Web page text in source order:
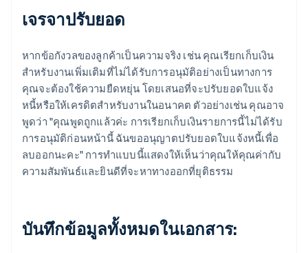
เจรจาปรับยอด
หากข้อกังวลของลูกค้าเป็นความจริง เช่น คุณเรียกเก็บเงิน
สำหรับงานเพิ่มเติมที่ไม่ได้รับการอนุมัติอย่างเป็นทางการ
คุณจะต้องใช้ความยืดหยุ่น โดยเสนอที่จะปรับยอดใบแจ้ง
หนี้หรือให้เครดิตสำหรับงานในอนาคต ตัวอย่างเช่น คุณอาจ
พูดว่า "คุณพูดถูกแล้วค่ะ การเรียกเก็บเงินรายการนี้ไม่ได้รับ
การอนุมัติก่อนหน้านี้ ฉันขออนุญาตปรับยอดใบแจ้งหนี้เพื่อ
ลบออกนะคะ" การทำแบบนี้แสดงให้เห็นว่าคุณให้คุณค่ากับ
ความสัมพันธ์และยินดีที่จะหาทางออกที่ยุติธรรม
บันทึกข้อมูลทั้งหมดในเอกสาร: